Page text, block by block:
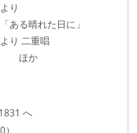
り
た日に」
り 二重唱
へ